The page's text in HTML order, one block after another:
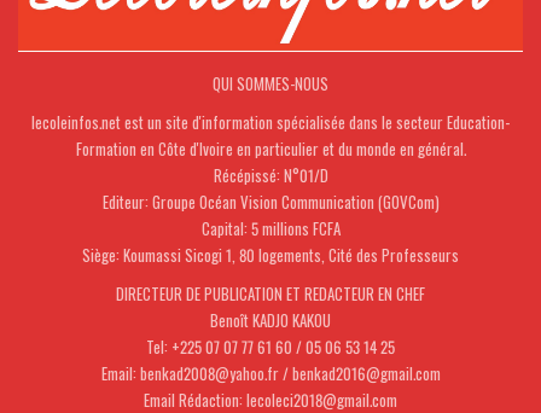
QUI SOMMES-NOUS
lecoleinfos.net est un site d'information spécialisée dans le secteur Education-
Formation en Côte d'Ivoire en particulier et du monde en général.
Récépissé: N°01/D
Editeur: Groupe Océan Vision Communication (GOVCom)
Capital: 5 millions FCFA
Siège: Koumassi Sicogi 1, 80 logements, Cité des Professeurs
DIRECTEUR DE PUBLICATION ET REDACTEUR EN CHEF
Benoît KADJO KAKOU
Tel: +225 07 07 77 61 60 / 05 06 53 14 25
Email: benkad2008@yahoo.fr / benkad2016@gmail.com
Email Rédaction: lecoleci2018@gmail.com